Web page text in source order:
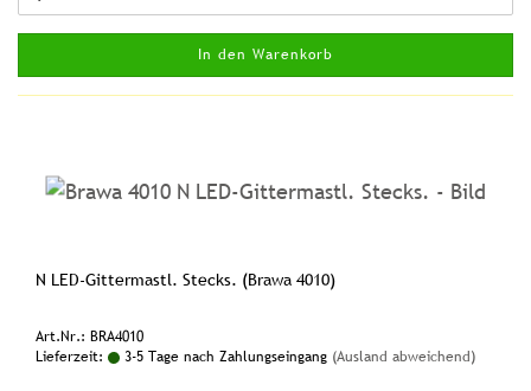
In den Warenkorb
N LED-Gittermastl. Stecks. (Brawa 4010)
Art.Nr.: BRA4010
Lieferzeit:
3-5 Tage nach Zahlungseingang (Ausland abweichend)